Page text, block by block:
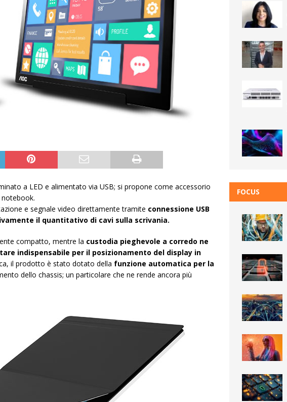
a LED e alimentato via USB; si propone come accessorio
e segnale video direttamente tramite connessione USB
il quantitativo di cavi sulla scrivania.
compatto, mentre la custodia pieghevole a corredo ne
indispensabile per il posizionamento del display in
il prodotto è stato dotato della funzione automatica per la
dello chassis; un particolare che ne rende ancora più
FOCUS